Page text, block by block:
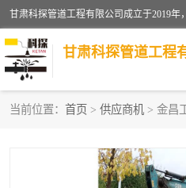
甘肃科探管道工程
当前位置： 首页 > 供应商机 > 金昌
漏水检查维修